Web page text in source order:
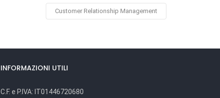
Customer Relationship Management
INFORMAZIONI UTILI
C.F. e P.IVA: IT01446720680